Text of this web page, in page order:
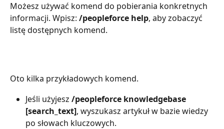
Możesz używać komend do pobierania konkretnych
informacji. Wpisz: /peopleforce help, aby zobaczyć
listę dostępnych komend.
Oto kilka przykładowych komend.
Jeśli użyjesz /peopleforce knowledgebase
[search_text], wyszukasz artykuł w bazie wiedzy
po słowach kluczowych.